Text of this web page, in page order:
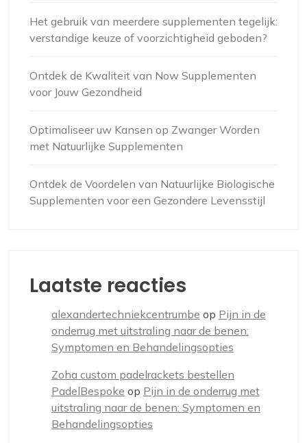
Het gebruik van meerdere supplementen tegelijk:
verstandige keuze of voorzichtigheid geboden?
Ontdek de Kwaliteit van Now Supplementen
voor Jouw Gezondheid
Optimaliseer uw Kansen op Zwanger Worden
met Natuurlijke Supplementen
Ontdek de Voordelen van Natuurlijke Biologische
Supplementen voor een Gezondere Levensstijl
Laatste reacties
alexandertechniekcentrumbe op Pijn in de
onderrug met uitstraling naar de benen:
Symptomen en Behandelingsopties
Zoha custom padelrackets bestellen
PadelBespoke op Pijn in de onderrug met
uitstraling naar de benen: Symptomen en
Behandelingsopties